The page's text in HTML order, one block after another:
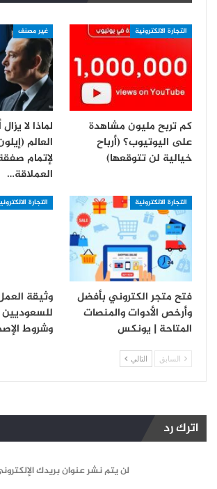
التجارة الالكترونية
كم تربح مليون مشاهدة
على اليوتيوب؟ (أرباح
خيالية لن تتوقعها)
غير مصنف
لماذا لا
العالم
لإتمام
العملاقة…
التجارة الالكترونية
فتح متجر الكتروني بأفضل
وأرخص الأدوات والمنصات
المتاحة | يونكس
التجارة
وثيقة
للسعوديين
وشروط
السابق التالي
اترك رد
لن يتم نشر عنوان بريدك